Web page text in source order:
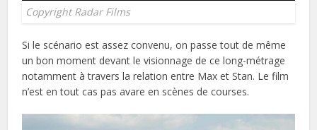
Copyright Radar Films
Si le scénario est assez convenu, on passe tout de même
un bon moment devant le visionnage de ce long-métrage
notamment à travers la relation entre Max et Stan. Le film
n’est en tout cas pas avare en scènes de courses.